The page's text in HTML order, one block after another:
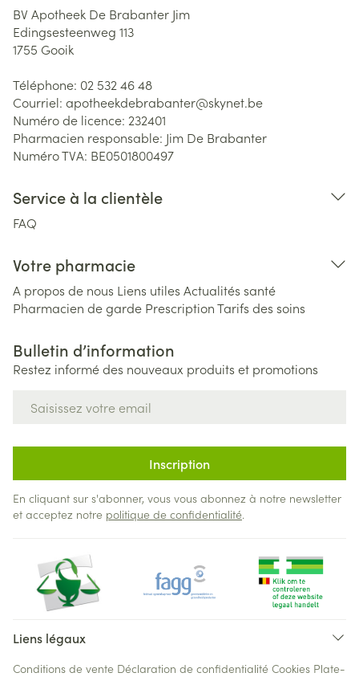
BV Apotheek De Brabanter Jim
Edingsesteenweg 113
1755 Gooik
Téléphone: 02 532 46 48
Courriel: apotheekdebrabanter@skynet.be
Numéro de licence: 232401
Pharmacien responsable: Jim De Brabanter
Numéro TVA: BE0501800497
Service à la clientèle
FAQ
Votre pharmacie
A propos de nous Liens utiles Actualités santé
Pharmacien de garde PrescriptionTarifs des soins
Bulletin d’information
Restez informé des nouveaux produits et promotions
Inscription
En cliquant sur s'abonner, vous vous abonnez à notre newsletter
et acceptez notre politique de confidentialité.
Liens légaux
Conditions de vente Déclaration de confidentialité Cookies Plate-